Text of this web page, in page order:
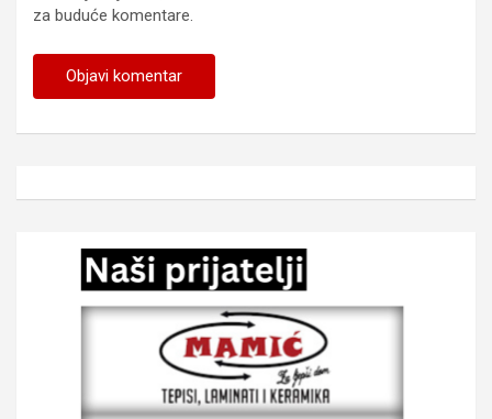
za buduće komentare.